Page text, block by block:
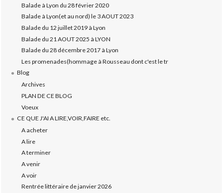
Balade à Lyon du 28 février 2020
Balade à Lyon(et au nord) le 3 AOUT 2023
Balade du 12 juillet 2019 à Lyon
Balade du 21 AOUT 2025 à LYON
Balade du 28 décembre 2017 à Lyon
Les promenades(hommage à Rousseau dont c'est le tr
Blog
Archives
PLAN DE CE BLOG
Voeux
CE QUE J'AI A LIRE,VOIR,FAIRE etc.
A acheter
A lire
A terminer
A venir
A voir
Rentrée littéraire de janvier 2026